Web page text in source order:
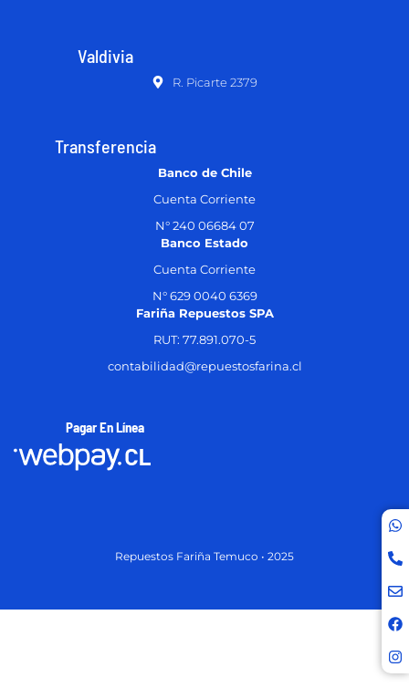
Valdivia
R. Picarte 2379
Transferencia
Banco de Chile
Cuenta Corriente
N° 240 06684 07
Banco Estado
Cuenta Corriente
N° 629 0040 6369
Fariña Repuestos SPA
RUT: 77.891.070-5
contabilidad@repuestosfarina.cl
Pagar En Línea
Repuestos Fariña Temuco • 2025